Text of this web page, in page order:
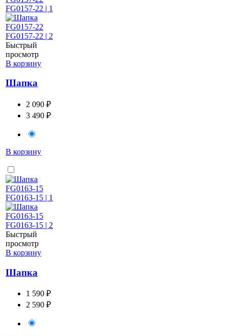
Быстрый
просмотр
В корзину
Шапка
2 090 ₽
3 490 ₽
В корзину
Быстрый
просмотр
В корзину
Шапка
1 590 ₽
2 590 ₽